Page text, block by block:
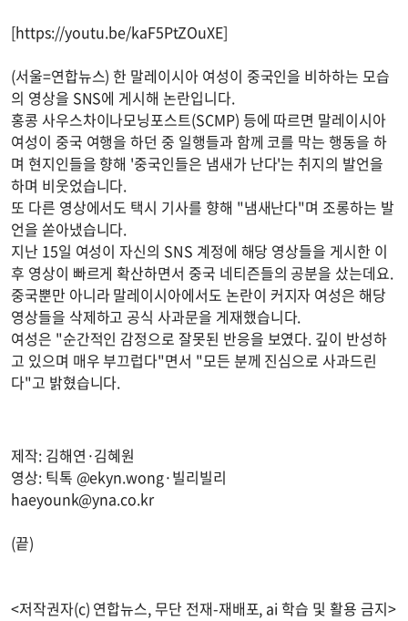
[https://youtu.be/kaF5PtZOuXE]
(서울=연합뉴스) 한 말레이시아 여성이 중국인을 비하하는 모습
의 영상을 SNS에 게시해 논란입니다.
홍콩 사우스차이나모닝포스트(SCMP) 등에 따르면 말레이시아
여성이 중국 여행을 하던 중 일행들과 함께 코를 막는 행동을 하
며 현지인들을 향해 '중국인들은 냄새가 난다'는 취지의 발언을
하며 비웃었습니다.
또 다른 영상에서도 택시 기사를 향해 "냄새난다"며 조롱하는 발
언을 쏟아냈습니다.
지난 15일 여성이 자신의 SNS 계정에 해당 영상들을 게시한 이
후 영상이 빠르게 확산하면서 중국 네티즌들의 공분을 샀는데요.
중국뿐만 아니라 말레이시아에서도 논란이 커지자 여성은 해당
영상들을 삭제하고 공식 사과문을 게재했습니다.
여성은 "순간적인 감정으로 잘못된 반응을 보였다. 깊이 반성하
고 있으며 매우 부끄럽다"면서 "모든 분께 진심으로 사과드린
다"고 밝혔습니다.
제작: 김해연·김혜원
영상: 틱톡 @ekyn.wong·빌리빌리
haeyounk@yna.co.kr
(끝)
<저작권자(c) 연합뉴스, 무단 전재-재배포, ai 학습 및 활용 금지>